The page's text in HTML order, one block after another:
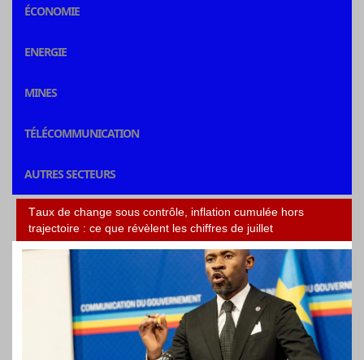
ÉCONOMIE
ENERGIE
MINES
TÉLÉCOMMUNICATION
AUTRES SECTEURS